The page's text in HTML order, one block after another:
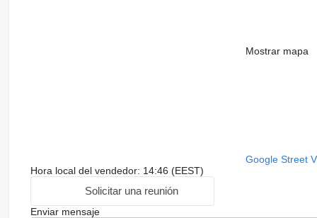
Mostrar mapa
Google Street
Hora local del vendedor: 14:46 (EEST)
Solicitar una reunión
Enviar mensaje